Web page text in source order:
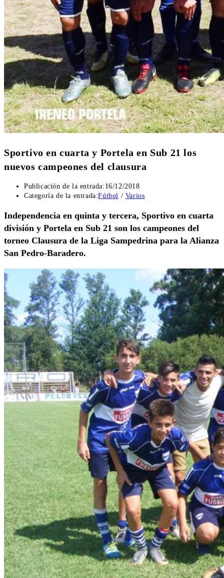
Sportivo en cuarta y Portela en Sub 21 los
nuevos campeones del clausura
Publicación de la entrada: 16/12/2018
Categoría de la entrada:Fútbol / Varios
Independencia en quinta y tercera, Sportivo en cuarta
división y Portela en Sub 21 son los campeones del
torneo Clausura de la Liga Sampedrina para la Alianza
San Pedro-Baradero.